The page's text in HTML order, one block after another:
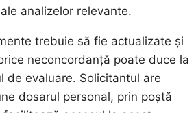
analizelor relevante.
trebuie să fie actualizate și
neconcordanță poate duce la
de evaluare. Solicitantul are
dosarul personal, prin poștă